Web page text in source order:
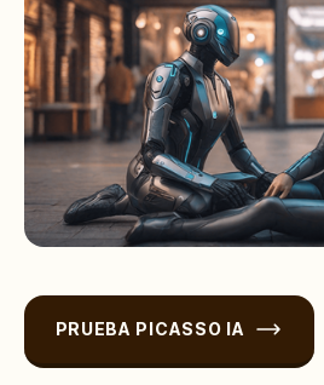
PRUEBA PICASSO IA